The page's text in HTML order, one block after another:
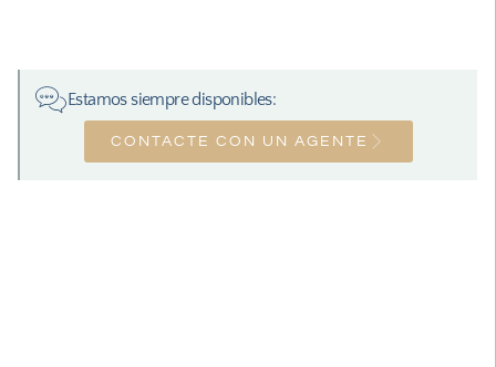
Estamos siempre disponibles:
CONTACTE CON UN AGENTE